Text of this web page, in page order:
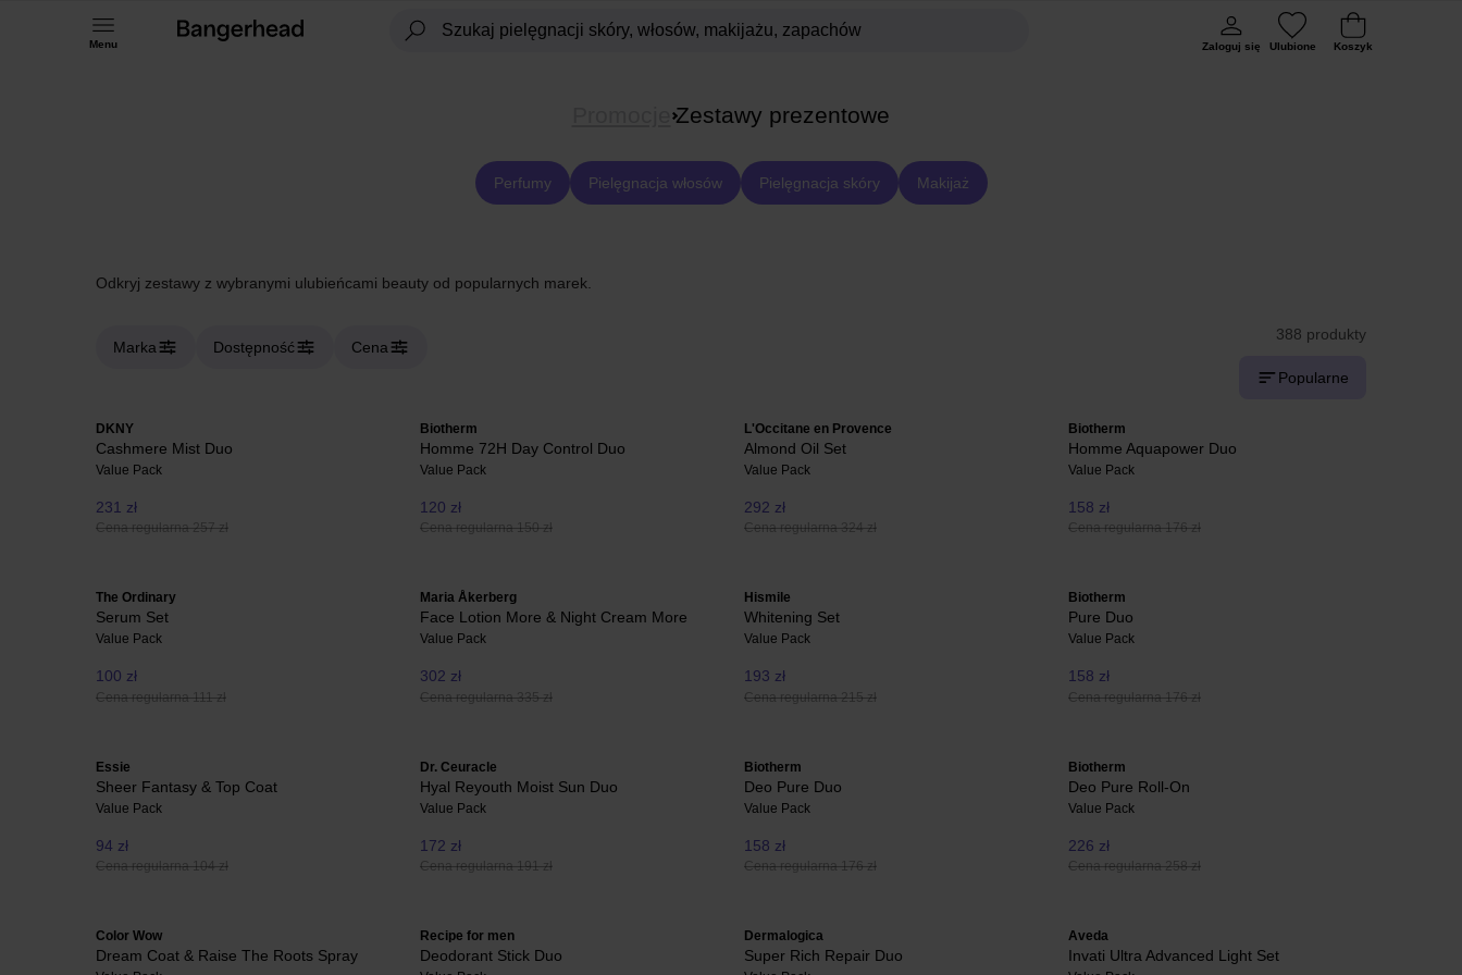
Menu Zaloguj się Ulubione Koszyk
Zestawy prezentowe
Perfumy Pielęgnacja włosów Pielęgnacja skóry Makijaż
Odkryj zestawy z wybranymi ulubieńcami beauty od popularnych marek.
Marka Dostępność Cena
388 produkty
Popularne
DKNY
Cashmere Mist Duo
Value Pack
231 zł
Cena regularna 257 zł
Biotherm
Homme 72H Day Control Duo
Value Pack
120 zł
Cena regularna 150 zł
L'Occitane en Provence
Almond Oil Set
Value Pack
292 zł
Cena regularna 324 zł
Biotherm
Homme Aquapower Duo
Value Pack
158 zł
Cena regularna 176 zł
The Ordinary
Serum Set
Value Pack
100 zł
Cena regularna 111 zł
Maria Åkerberg
Face Lotion More & Night Cream More
Value Pack
302 zł
Cena regularna 335 zł
Hismile
Whitening Set
Value Pack
193 zł
Cena regularna 215 zł
Biotherm
Pure Duo
Value Pack
158 zł
Cena regularna 176 zł
Essie
Sheer Fantasy & Top Coat
Value Pack
94 zł
Cena regularna 104 zł
Dr. Ceuracle
Hyal Reyouth Moist Sun Duo
Value Pack
172 zł
Cena regularna 191 zł
Biotherm
Deo Pure Duo
Value Pack
158 zł
Cena regularna 176 zł
Biotherm
Deo Pure Roll-On
Value Pack
226 zł
Cena regularna 258 zł
Color Wow
Dream Coat & Raise The Roots Spray
Recipe for men
Deodorant Stick Duo
Dermalogica
Super Rich Repair Duo
Aveda
Invati Ultra Advanced Light Set